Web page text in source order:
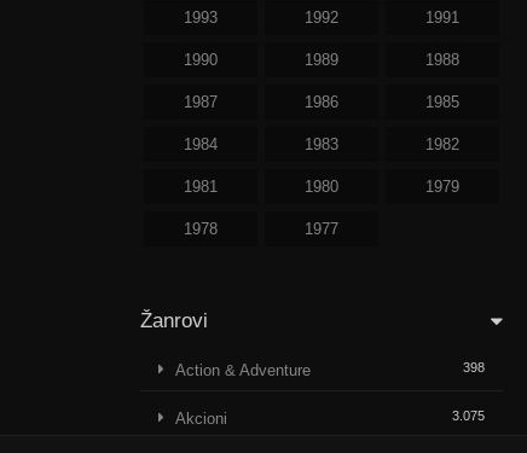
1993 1992 1991
1990 1989 1988
1987 1986 1985
1984 1983 1982
1981 1980 1979
1978 1977
Žanrovi
Action & Adventure 398
Akcioni 3.075